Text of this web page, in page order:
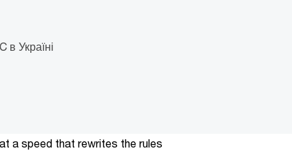
в Україні
a speed that rewrites the rules